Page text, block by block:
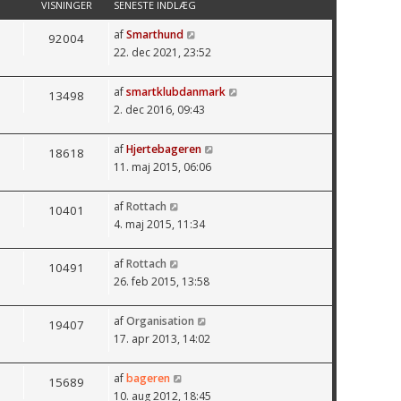
VISNINGER SENESTE INDLÆG
92004 afSmarthund
22. dec 2021, 23:52
13498 afsmartklubdanmark
2. dec 2016, 09:43
18618 afHjertebageren
11. maj 2015, 06:06
10401 afRottach
4. maj 2015, 11:34
10491 afRottach
26. feb 2015, 13:58
19407 afOrganisation
17. apr 2013, 14:02
15689 afbageren
10. aug 2012, 18:45